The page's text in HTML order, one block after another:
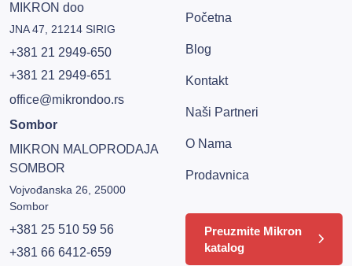
MIKRON doo
JNA 47, 21214 SIRIG
+381 21 2949-650
+381 21 2949-651
office@mikrondoo.rs
Sombor
MIKRON MALOPRODAJA
SOMBOR
Vojvođanska 26, 25000
Sombor
+381 25 510 59 56
+381 66 6412-659
Početna
Blog
Kontakt
Naši Partneri
O Nama
Prodavnica
Preuzmite Mikron
katalog